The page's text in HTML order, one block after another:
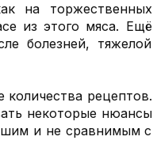
на торжественных
из этого мяса. Ещё
болезней, тяжелой
рецептов.
некоторые нюансы
и не сравнимым с